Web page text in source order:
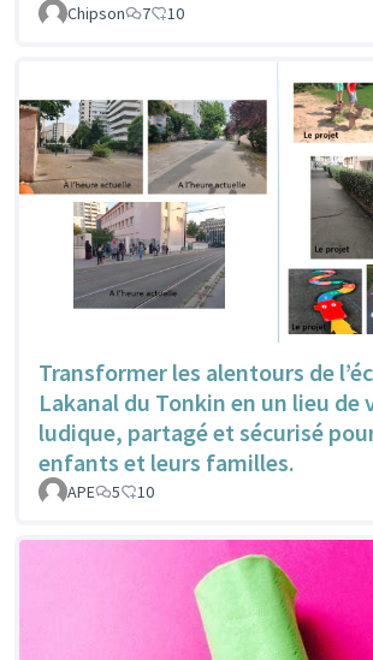
Chipson
7 10
Transformer les alentours de
Lakanal du Tonkin en un lieu de
ludique, partagé et sécurisé
enfants et leurs familles.
APE 5 10